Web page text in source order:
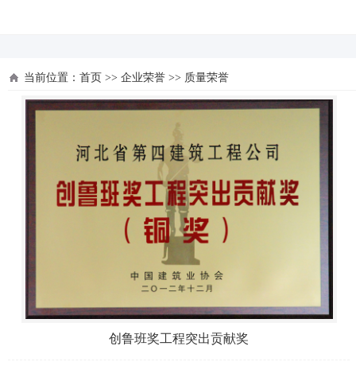
当前位置： 首页 >> 企业荣誉 >> 质量荣誉
创鲁班奖工程突出贡献奖